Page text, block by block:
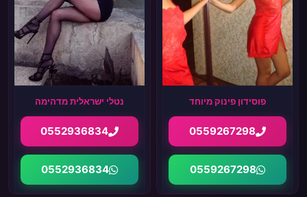
פוסידון פינוק מיוחד
0559267298
0559267298
נטלי ישראלית מדהימה
0552936834
0552936834